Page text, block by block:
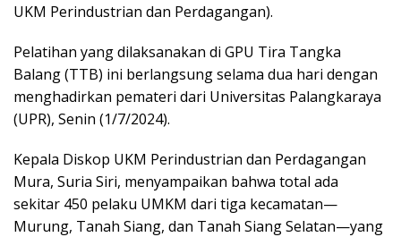
UKM Perindustrian dan Perdagangan).
Pelatihan yang dilaksanakan di GPU Tira Tangka
Balang (TTB) ini berlangsung selama dua hari dengan
menghadirkan pemateri dari Universitas Palangkaraya
(UPR), Senin (1/7/2024).
Kepala Diskop UKM Perindustrian dan Perdagangan
Mura, Suria Siri, menyampaikan bahwa total ada
sekitar 450 pelaku UMKM dari tiga kecamatan—
Murung, Tanah Siang, dan Tanah Siang Selatan—yang